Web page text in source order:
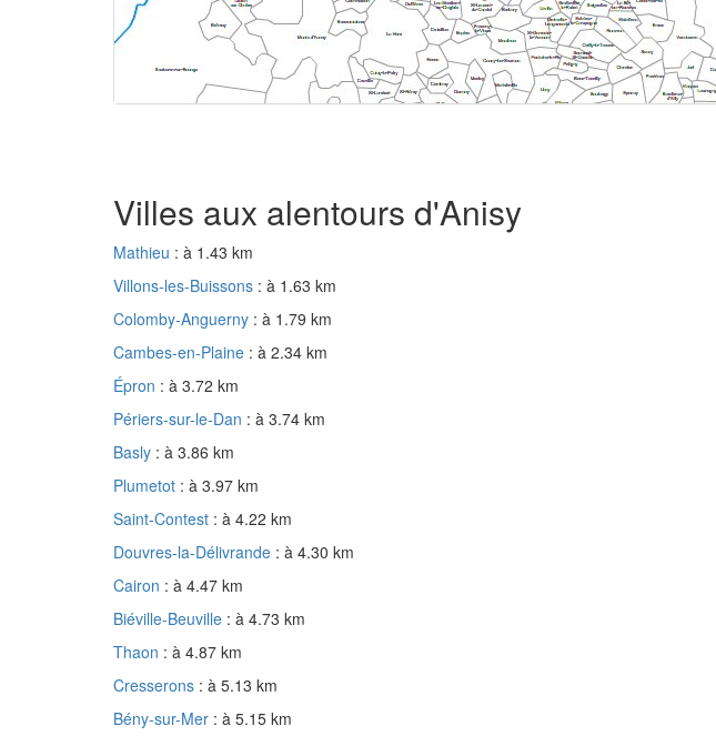
Villes aux alentours d'Anisy
Mathieu : à 1.43 km
Villons-les-Buissons : à 1.63 km
Colomby-Anguerny : à 1.79 km
Cambes-en-Plaine : à 2.34 km
Épron : à 3.72 km
Périers-sur-le-Dan : à 3.74 km
Basly : à 3.86 km
Plumetot : à 3.97 km
Saint-Contest : à 4.22 km
Douvres-la-Délivrande : à 4.30 km
Cairon : à 4.47 km
Biéville-Beuville : à 4.73 km
Thaon : à 4.87 km
Cresserons : à 5.13 km
Bény-sur-Mer : à 5.15 km